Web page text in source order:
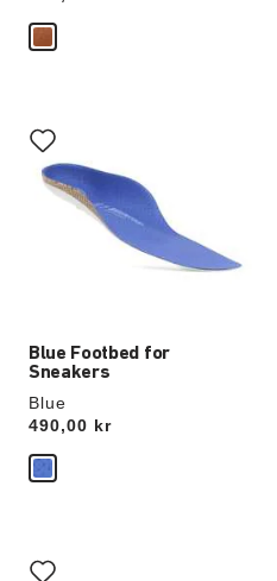
Blue Footbed for
Sneakers
Blue
Price:
490,00 kr
med
prøvefarver
opdatere
produktbilledet
med